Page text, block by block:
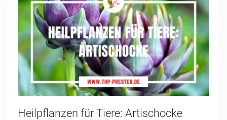
Heilpflanzen für Tiere: Artischocke